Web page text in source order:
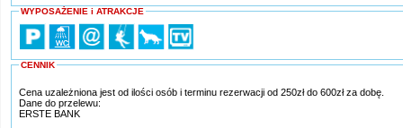
WYPOSAŻENIE i ATRAKCJE
CENNIK
Cena uzależniona jest od ilości osób i terminu rezerwacji od 250zł do 600zł za dobę.
Dane do przelewu:
ERSTE BANK